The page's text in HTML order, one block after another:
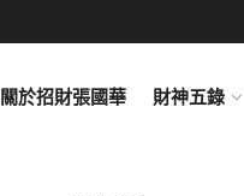
關於招財張國華 財神五錄